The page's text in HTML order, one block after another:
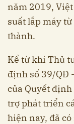
năm 2019,
suất lắp máy
thành.
Kể từ khi Thủ
định số 39/QĐ
của Quyết
trợ phát triển
hiện nay, đã